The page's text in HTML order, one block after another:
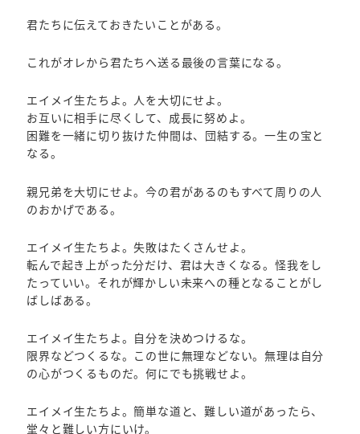
君たちに伝えておきたいことがある。
これがオレから君たちへ送る最後の言葉になる。
エイメイ生たちよ。人を大切にせよ。
お互いに相手に尽くして、成長に努めよ。
困難を一緒に切り抜けた仲間は、団結する。一生の宝と
なる。
親兄弟を大切にせよ。今の君があるのもすべて周りの人
のおかげである。
エイメイ生たちよ。失敗はたくさんせよ。
転んで起き上がった分だけ、君は大きくなる。怪我をし
たっていい。それが輝かしい未来への種となることがし
ばしばある。
エイメイ生たちよ。自分を決めつけるな。
限界などつくるな。この世に無理などない。無理は自分
の心がつくるものだ。何にでも挑戦せよ。
エイメイ生たちよ。簡単な道と、難しい道があったら、
堂々と難しい方にいけ。